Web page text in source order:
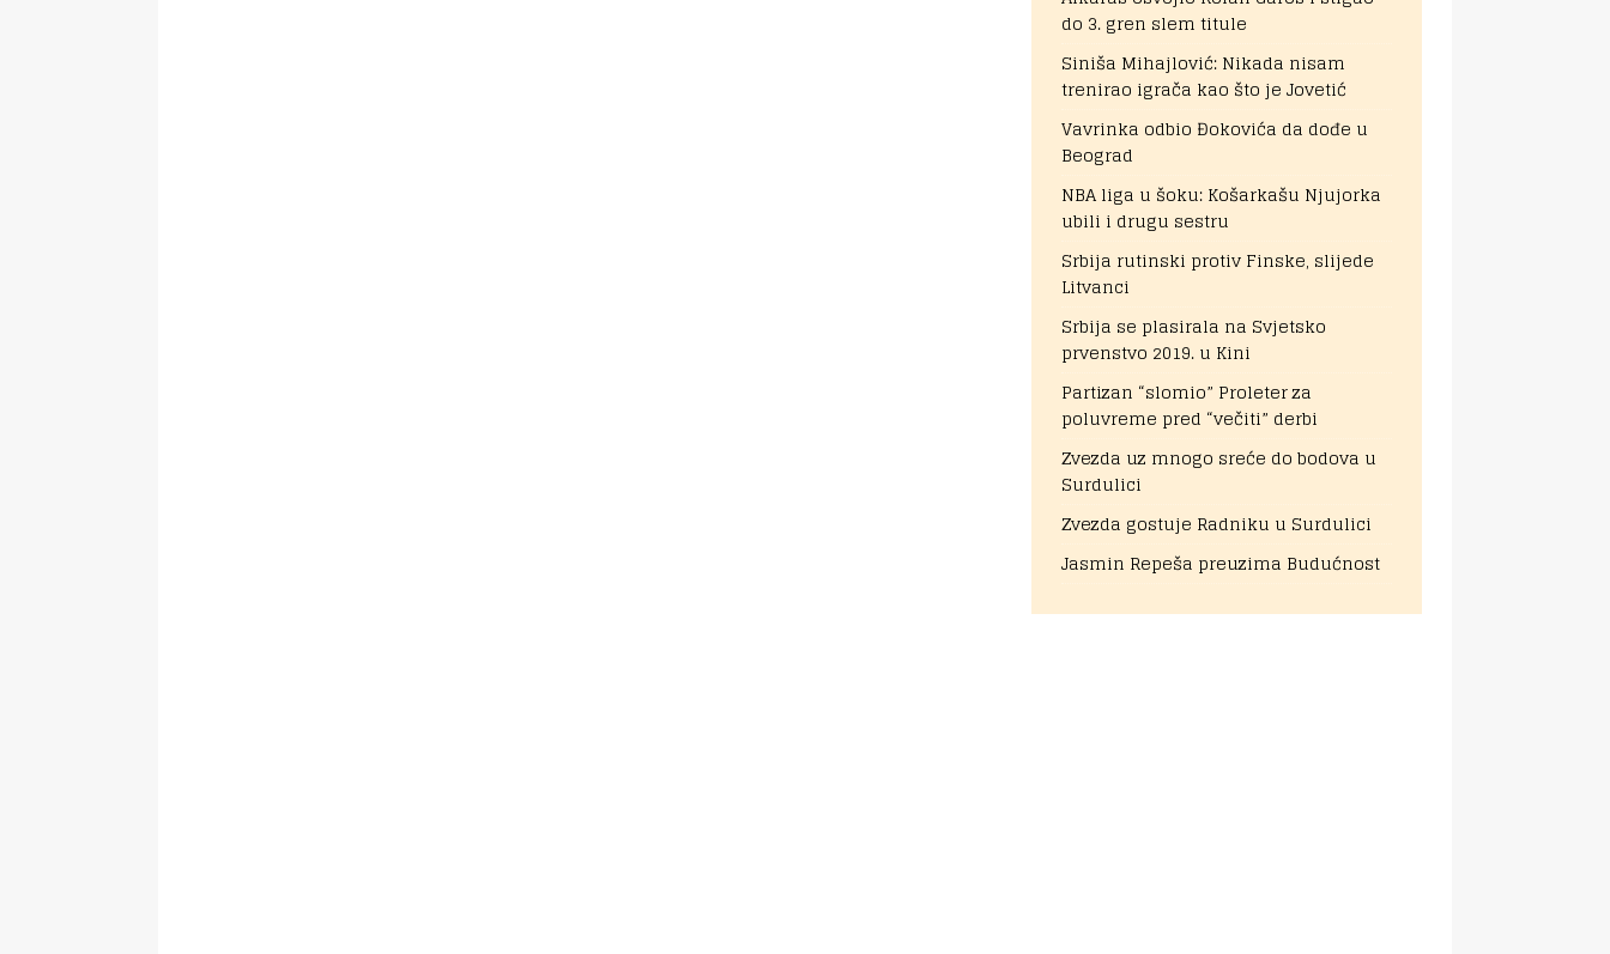
do 3. gren slem titule
Siniša Mihajlović: Nikada nisam
trenirao igrača kao što je Jovetić
Vavrinka odbio Đokovića da dođe u
Beograd
NBA liga u šoku: Košarkašu Njujorka
ubili i drugu sestru
Srbija rutinski protiv Finske, slijede
Litvanci
Srbija se plasirala na Svjetsko
prvenstvo 2019. u Kini
Partizan “slomio” Proleter za
poluvreme pred “večiti” derbi
Zvezda uz mnogo sreće do bodova u
Surdulici
Zvezda gostuje Radniku u Surdulici
Jasmin Repeša preuzima Budućnost